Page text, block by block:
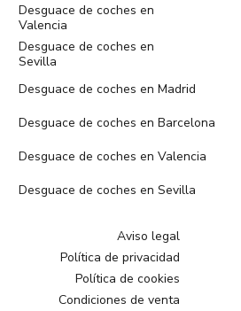
Desguace de coches en
Valencia
Desguace de coches en
Sevilla
Desguace de coches en Madrid
Desguace de coches en Barcelona
Desguace de coches en Valencia
Desguace de coches en Sevilla
Aviso legal
Política de privacidad
Política de cookies
Condiciones de venta